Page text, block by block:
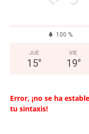
100 %
JUE
15°
VIE
19°
Error, ¡no se ha
tu sintaxis!